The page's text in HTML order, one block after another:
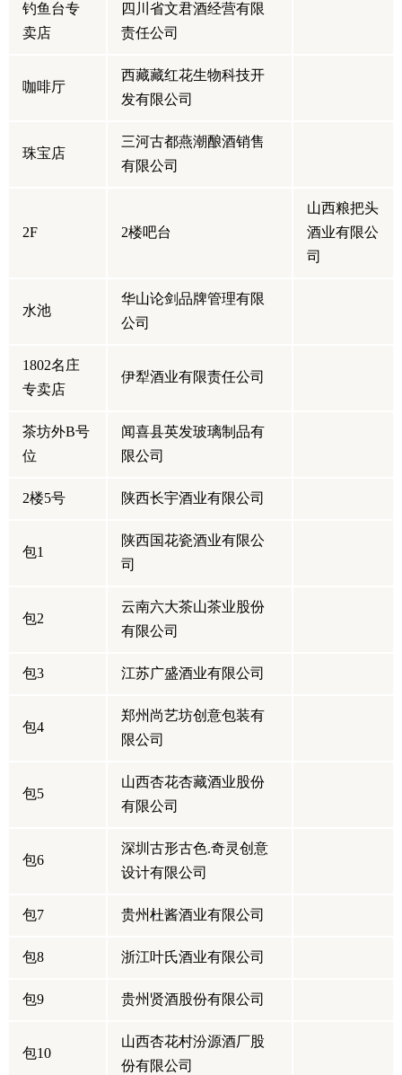
钓鱼台专
卖店
四川省文君酒经营有限
责任公司
咖啡厅
西藏藏红花生物科技开
发有限公司
珠宝店
三河古都燕潮酿酒销售
有限公司
2F 2楼吧台
山西粮把头
酒业有限公
司
水池
华山论剑品牌管理有限
公司
1802名庄
专卖店
伊犁酒业有限责任公司
茶坊外B号
位
闻喜县英发玻璃制品有
限公司
2楼5号 陕西长宇酒业有限公司
包1
陕西国花瓷酒业有限公
司
包2
云南六大茶山茶业股份
有限公司
包3 江苏广盛酒业有限公司
包4
郑州尚艺坊创意包装有
限公司
包5
山西杏花杏藏酒业股份
有限公司
包6
深圳古形古色.奇灵创意
设计有限公司
包7 贵州杜酱酒业有限公司
包8 浙江叶氏酒业有限公司
包9 贵州贤酒股份有限公司
包10
山西杏花村汾源酒厂股
份有限公司